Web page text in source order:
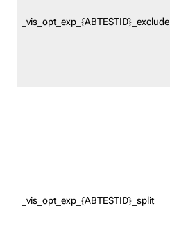
_vis_opt_exp_{ABTESTID}_exclude
_vis_opt_exp_{ABTESTID}_split